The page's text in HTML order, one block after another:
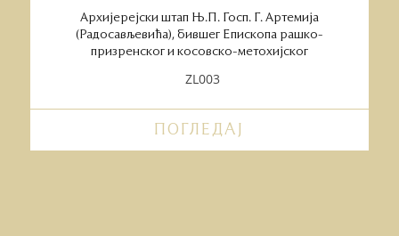
Архијерејски штап Њ.П. Госп. Г. Артемија
(Радосављевића), бившег Епископа рашко-
призренског и косовско-метохијског
ZL003
ПОГЛЕДАЈ